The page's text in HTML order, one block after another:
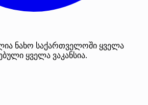
ნახო საქართველოში ყველა
ყველა ვაკანსია.